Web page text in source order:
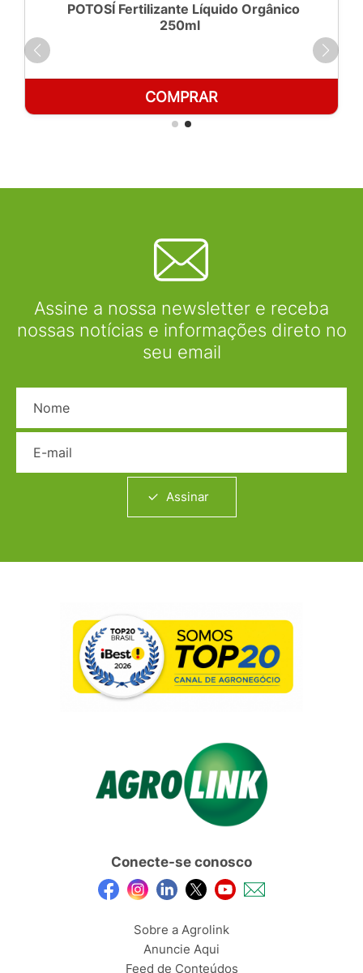
POTOSÍ Fertilizante Líquido Orgânico 1 LT
COMPRAR
Assine a nossa newsletter e receba
nossas notícias e informações direto no
seu email
Assinar
Conecte-se conosco
Sobre a Agrolink
Anuncie Aqui
Feed de Conteúdos